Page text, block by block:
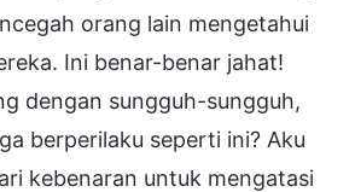
orang lain mengetahui
Ini benar-benar jahat!
dengan sungguh-sungguh,
berperilaku seperti ini? Aku
kebenaran untuk mengatasi